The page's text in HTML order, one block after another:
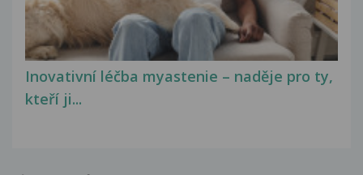
Inovativní léčba myastenie – naděje pro ty,
kteří ji...